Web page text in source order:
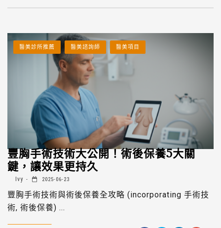
醫美診所推薦 醫美諮詢師 醫美項目
豐胸手術技術大公開！術後保養5大關
鍵，讓效果更持久
Ivy 2025-06-23
豐胸手術技術與術後保養全攻略 (incorporating 手術技
術, 術後保養) ...